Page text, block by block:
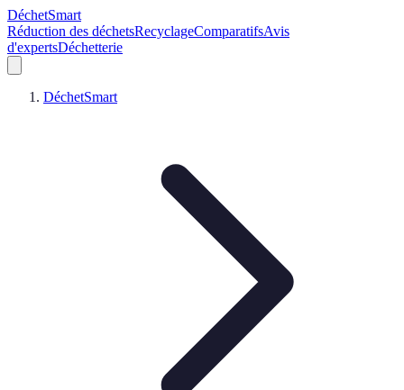
DéchetSmart
Réduction des déchetsRecyclageComparatifsAvis
d'expertsDéchetterie
DéchetSmart